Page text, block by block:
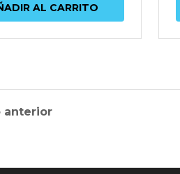
AL CARRITO
anterior